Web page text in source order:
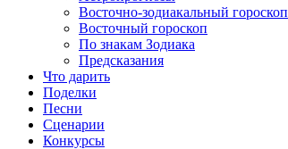
Восточно-зодиакальный гороскоп
Восточный гороскоп
По знакам Зодиака
Предсказания
Что дарить
Поделки
Песни
Сценарии
Конкурсы